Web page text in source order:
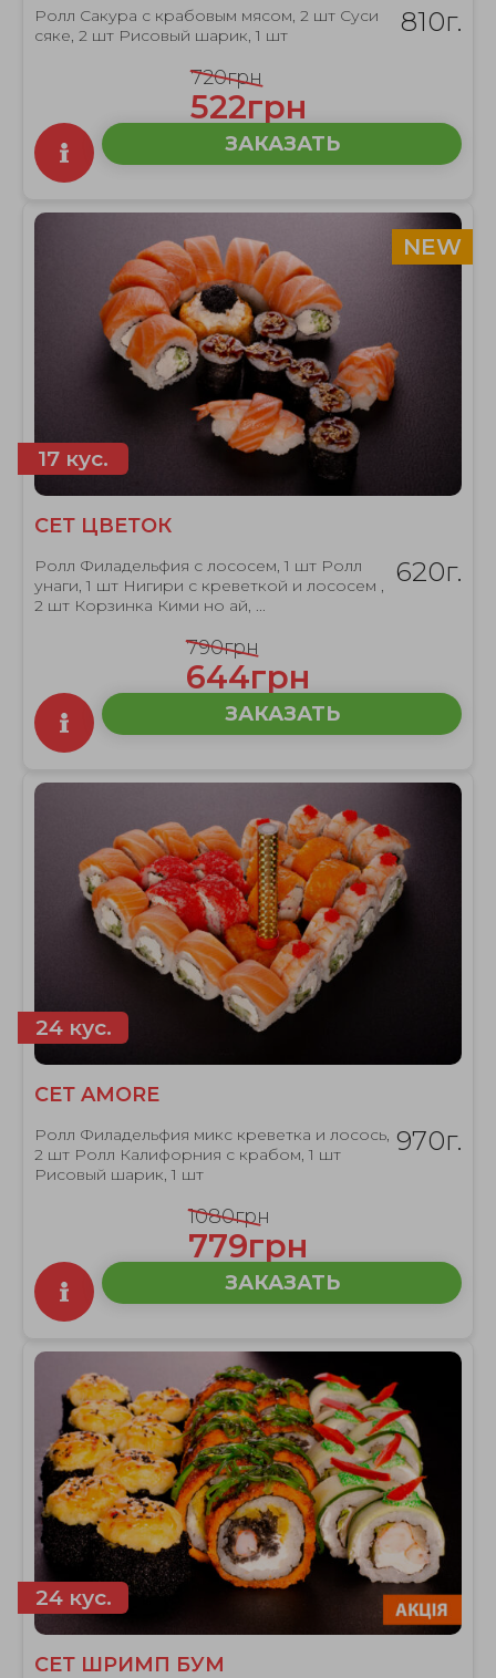
Ролл Сакура с крабовым мясом, 2 шт Суси
сяке, 2 шт Рисовый шарик, 1 шт
810г.
720грн
522грн
ЗАКАЗАТЬ
NEW
17 кус.
СЕТ ЦВЕТОК
Ролл Филадельфия с лососем, 1 шт Ролл
унаги, 1 шт Нигири с креветкой и лососем ,
2 шт Корзинка Кими но ай, ...
620г.
790грн
644грн
ЗАКАЗАТЬ
24 кус.
СЕТ AMORE
Ролл Филадельфия микс креветка и лосось,
2 шт Ролл Калифорния с крабом, 1 шт
Рисовый шарик, 1 шт
970г.
1080грн
779грн
ЗАКАЗАТЬ
24 кус.
СЕТ ШРИМП БУМ